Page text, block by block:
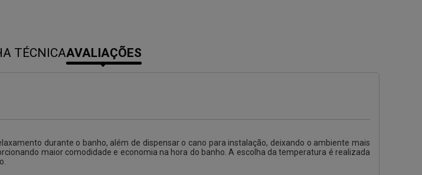
TÉCNICAAVALIAÇÕES
durante o banho, além de dispensar o cano para instalação, deixando o ambiente mais
maior comodidade e economia na hora do banho. A escolha da temperatura é realizada